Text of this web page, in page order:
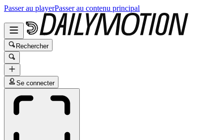
Passer au playerPasser au contenu principal
Rechercher
Se connecter